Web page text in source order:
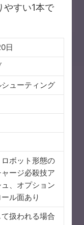
やすい1本で
日
ューティング
ボット形態の
ージ必殺技ア
、オプション
ル面あり
扱われる場合